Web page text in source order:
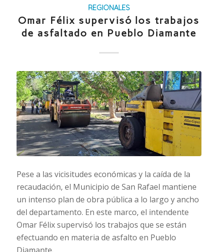
REGIONALES
Omar Félix supervisó los trabajos
de asfaltado en Pueblo Diamante
Pese a las vicisitudes económicas y la caída de la
recaudación, el Municipio de San Rafael mantiene
un intenso plan de obra pública a lo largo y ancho
del departamento. En este marco, el intendente
Omar Félix supervisó los trabajos que se están
efectuando en materia de asfalto en Pueblo